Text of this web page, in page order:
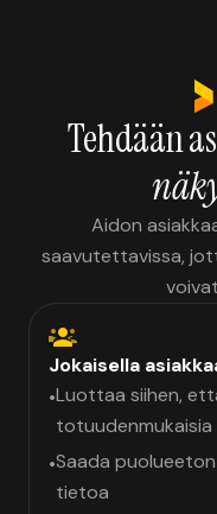
Tehdään
Aidon
saavutettavissa,
Jokaisella
•Luottaa siihen,
totuudenmukaisia
•Saada
tietoa